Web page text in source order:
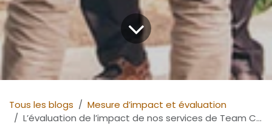
Tous les blogs
Mesure d’impact et évaluation
L’évaluation de l’impact de nos services de Team Coaching en 2018